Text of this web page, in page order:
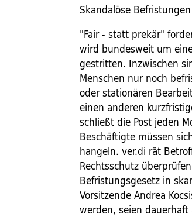
Skandalöse Befristungen
"Fair - statt prekär"
wird bundesweit um
gestritten. Inzwischen
Menschen nur noch
oder stationären
einen anderen
schließt die Post jeden
Beschäftigte müssen
hangeln. ver.di rät
Rechtsschutz
Befristungsgesetz in
Vorsitzende Andrea
werden, seien